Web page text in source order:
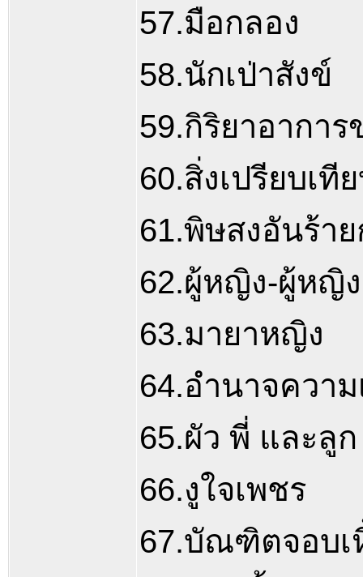
57.มือกลอง
58.นักเป่าสังข์
59.กิริยาอากา
60.สิ่งเปรียบเ
61.พิษสงอันร้า
62.ผู้หญิง-ผู้หญิง
63.มายาหญิง
64.อำนาจควา
65.ผัว พี่ และลูก
66.งูใจเพชร
67.บัณฑิตจอบเ